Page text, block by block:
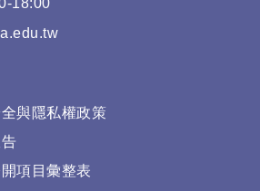
18:00
與隱私權政策
項目彙整表